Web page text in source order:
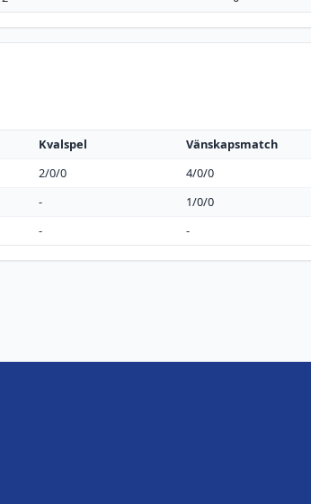
Kvalspel Vänskapsmatch
2/0/0 4/0/0
- 1/0/0
- -